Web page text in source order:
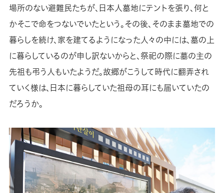
場所のない避難民たちが、日本人墓地にテントを張り、何と
かそこで命をつないでいたという。その後、そのまま墓地での
暮らしを続け、家を建てるようになった人々の中には、墓の上
に暮らしているのが申し訳ないからと、祭祀の際に墓の主の
先祖も弔う人もいたようだ。故郷がこうして時代に翻弄され
ていく様は、日本に暮らしていた祖母の耳にも届いていたの
だろうか。